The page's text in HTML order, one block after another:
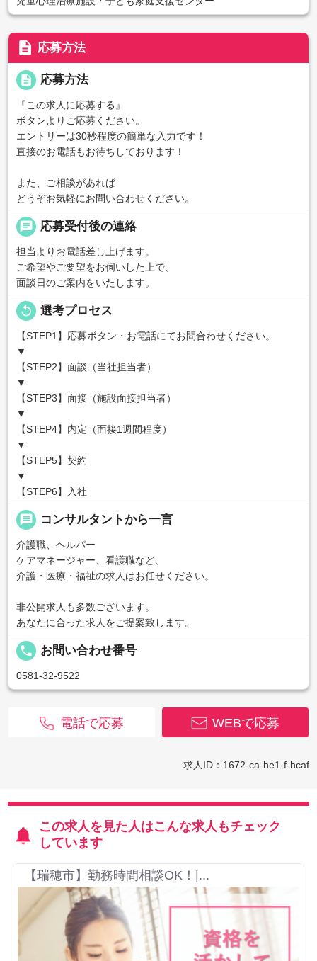
description 応募方法
description 応募方法
『この求人に応募する』
ボタンよりご応募ください。
エントリーは30秒程度の簡単な入力です！
直接のお電話もお待ちしております！
また、ご相談があれば
どうぞお気軽にお問い合わせください。
chat 応募受付後の連絡
担当よりお電話差し上げます。
ご希望やご要望をお伺いした上で、
面談日のご案内をいたします。
replay 選考プロセス
【STEP1】応募ボタン・お電話にてお問合わせください。
▼
【STEP2】面談（当社担当者）
▼
【STEP3】面接（施設面接担当者）
▼
【STEP4】内定（面接1週間程度）
▼
【STEP5】契約
▼
【STEP6】入社
message コンサルタントから一言
介護職、ヘルパー
ケアマネージャー、看護職など、
介護・医療・福祉の求人はお任せください。
非公開求人も多数ございます。
あなたに合った求人をご提案致します。
local_phone お問い合わせ番号
0581-32-9522
WEBで応募
電話で応募
求人ID：1672-ca-he1-f-hcaf
この求人を見た人はこんな求人もチェック
しています
【瑞穂市】勤務時間相談OK！|...